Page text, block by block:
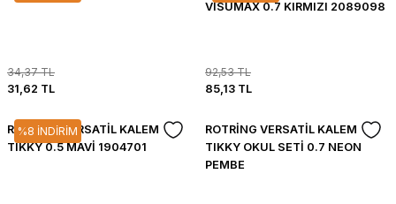
34,37 TL
31,62 TL
VİSUMAX 0.7 KIRMIZI 2089098
92,53 TL
85,13 TL
%8 İNDİRİM
ROTRİNG VERSATİL KALEM
TIKKY 0.5 MAVİ 1904701
ROTRİNG VERSATİL KALEM
TIKKY OKUL SETİ 0.7 NEON
PEMBE